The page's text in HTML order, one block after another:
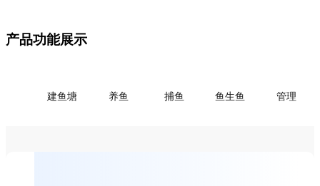
产品功能展示
建鱼塘 养鱼 捕鱼 鱼生鱼 管理